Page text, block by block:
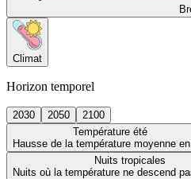
Climat
Horizon temporel
2030 2050
2100
Température été
Hausse de la température moyenne
Nuits tropicales
Nuits où la température ne descend